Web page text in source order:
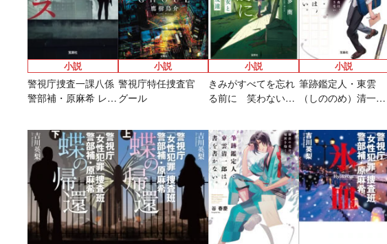
小説
警視庁捜査一課八係
警部補・原麻希 レッ
小説
警視庁特任捜査官
グール
小説
きみがすべてを忘れ
る前に 笑わない少
小説
筆跡鑑定人・東雲
（しののめ）清一郎
い。 鎌倉の夜は、
罪を隠さない